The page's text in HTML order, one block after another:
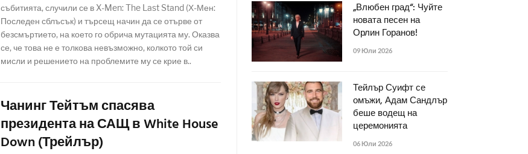
събитията, случили се в X-Men: The Last Stand (Х-Мен:
Последен сблъсък) и търсещ начин да се отърве от
безсмъртието, на което го обрича мутацията му. Оказва
се, че това не е толкова невъзможно, колкото той си
мисли и решението на проблемите му се крие в..
Чанинг Тейтъм спасява
президента на САЩ в White House
Down (Трейлър)
„Влюбен град“: Чуйте
новата песен на
Орлин Горанов!
09 Юли 2026
Тейлър Суифт се
омъжи, Адам Сандлър
беше водещ на
церемонията
06 Юли 2026